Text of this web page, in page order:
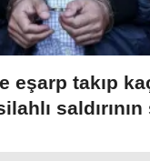
eşarp takıp